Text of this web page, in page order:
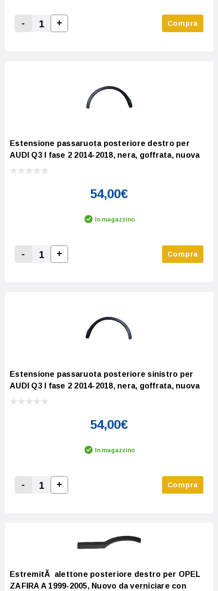
Decrease Quantity:
-
Increase Quantity:
+ Compra
Estensione passaruota posteriore destro per
AUDI Q3 I fase 2 2014-2018, nera, goffrata, nuova
54,00€
In magazzino
Decrease Quantity:
-
Increase Quantity:
+ Compra
Estensione passaruota posteriore sinistro per
AUDI Q3 I fase 2 2014-2018, nera, goffrata, nuova
54,00€
In magazzino
Decrease Quantity:
-
Increase Quantity:
+ Compra
EstremitÃ alettone posteriore destro per OPEL
ZAFIRA A 1999-2005, Nuovo da verniciare con